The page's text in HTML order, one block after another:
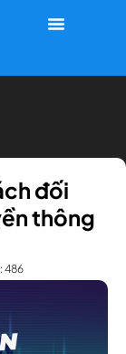
đối
thông
486